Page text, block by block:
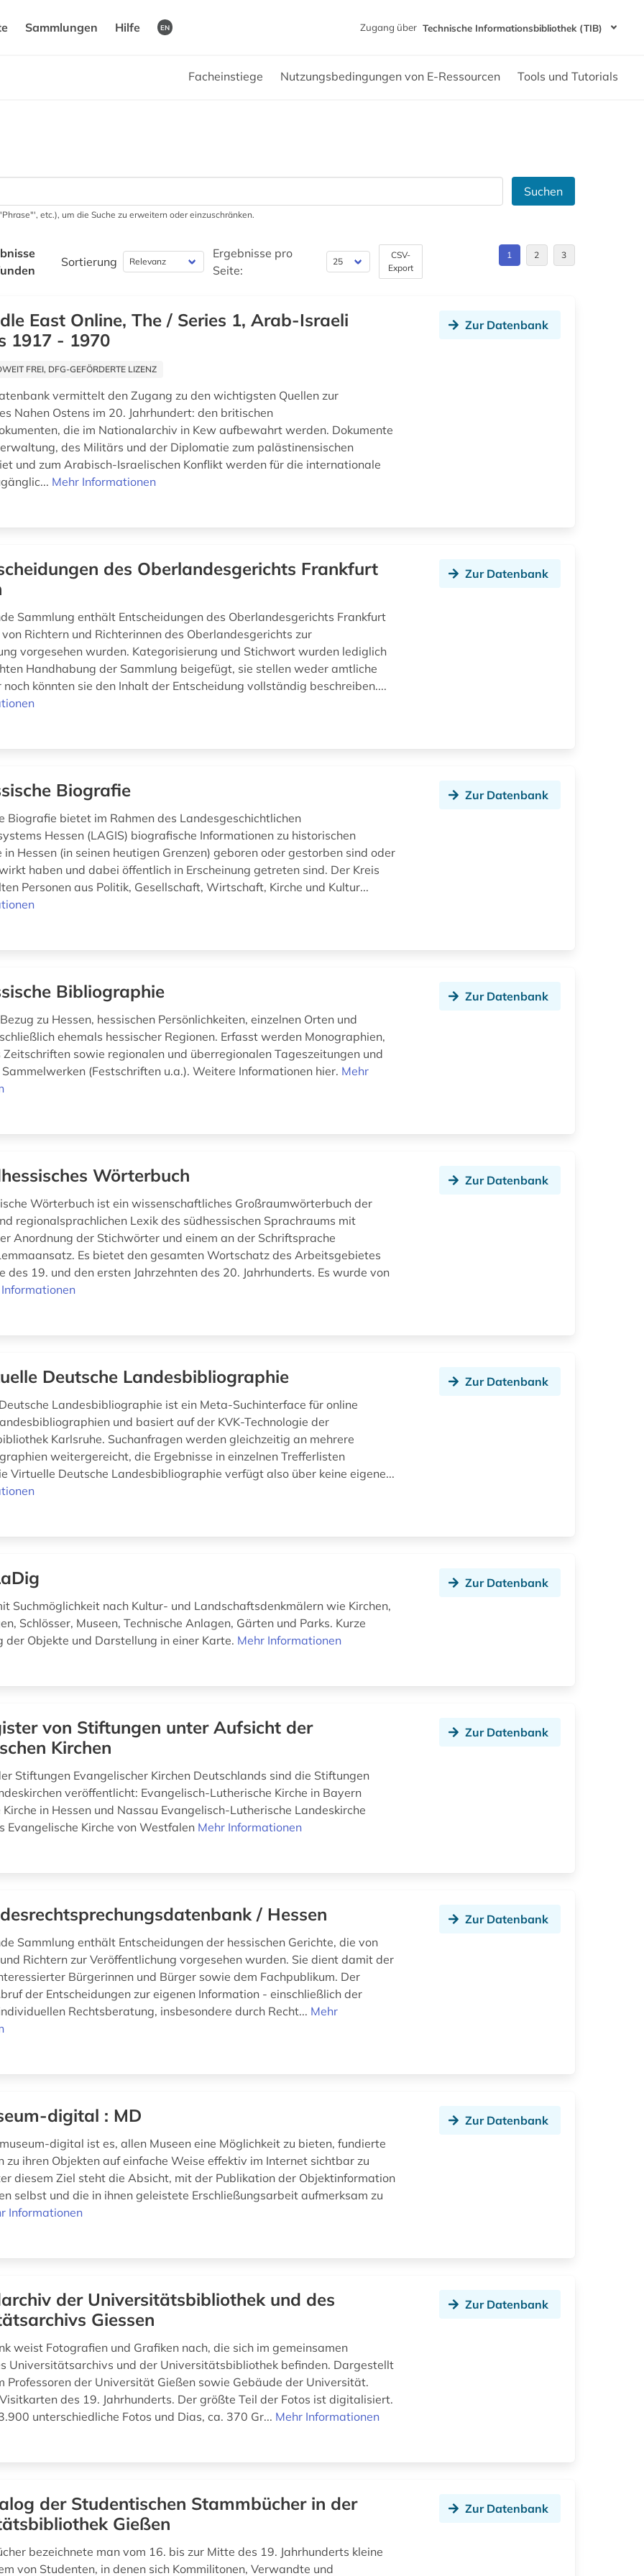
Sammlungen Hilfe EN Zugang über Technische Informationsbibliothek (TIB)
Facheinstiege Nutzungsbedingungen von E-Ressourcen Tools und Tutorials
Suchen
etc.), um die Suche zu erweitern oder einzuschränken.
Sortierung
Ergebnisse pro
Seite:
CSV-
Export
1 2 3
East Online, The / Series 1, Arab-Israeli
1917 - 1970
FREI, DFG-GEFÖRDERTE LIZENZ
vermittelt den Zugang zu den wichtigsten Quellen zur
Nahen Ostens im 20. Jahrhundert: den britischen
die im Nationalarchiv in Kew aufbewahrt werden. Dokumente
des Militärs und der Diplomatie zum palästinensischen
und zum Arabisch-Israelischen Konflikt werden für die internationale
Mehr Informationen
Zur Datenbank
des Oberlandesgerichts Frankfurt
Sammlung enthält Entscheidungen des Oberlandesgerichts Frankfurt
Richtern und Richterinnen des Oberlandesgerichts zur
vorgesehen wurden. Kategorisierung und Stichwort wurden lediglich
Handhabung der Sammlung beigefügt, sie stellen weder amtliche
könnten sie den Inhalt der Entscheidung vollständig beschreiben....
Zur Datenbank
Biografie
Biografie bietet im Rahmen des Landesgeschichtlichen
Hessen (LAGIS) biografische Informationen zu historischen
in Hessen (in seinen heutigen Grenzen) geboren oder gestorben sind oder
haben und dabei öffentlich in Erscheinung getreten sind. Der Kreis
Personen aus Politik, Gesellschaft, Wirtschaft, Kirche und Kultur...
Zur Datenbank
Bibliographie
zu Hessen, hessischen Persönlichkeiten, einzelnen Orten und
ehemals hessischer Regionen. Erfasst werden Monographien,
sowie regionalen und überregionalen Tageszeitungen und
(Festschriften u.a.). Weitere Informationen hier. Mehr
Zur Datenbank
Wörterbuch
Wörterbuch ist ein wissenschaftliches Großraumwörterbuch der
regionalsprachlichen Lexik des südhessischen Sprachraums mit
Anordnung der Stichwörter und einem an der Schriftsprache
Es bietet den gesamten Wortschatz des Arbeitsgebietes
des 19. und den ersten Jahrzehnten des 20. Jahrhunderts. Es wurde von
Zur Datenbank
Deutsche Landesbibliographie
Landesbibliographie ist ein Meta-Suchinterface für online
und basiert auf der KVK-Technologie der
Karlsruhe. Suchanfragen werden gleichzeitig an mehrere
weitergereicht, die Ergebnisse in einzelnen Trefferlisten
Virtuelle Deutsche Landesbibliographie verfügt also über keine eigene...
Zur Datenbank
Suchmöglichkeit nach Kultur- und Landschaftsdenkmälern wie Kirchen,
Schlösser, Museen, Technische Anlagen, Gärten und Parks. Kurze
der Objekte und Darstellung in einer Karte. Mehr Informationen
Zur Datenbank
von Stiftungen unter Aufsicht der
Kirchen
Stiftungen Evangelischer Kirchen Deutschlands sind die Stiftungen
veröffentlicht: Evangelisch-Lutherische Kirche in Bayern
Kirche in Hessen und Nassau Evangelisch-Lutherische Landeskirche
Evangelische Kirche von Westfalen Mehr Informationen
Zur Datenbank
/ Hessen
Sammlung enthält Entscheidungen der hessischen Gerichte, die von
Richtern zur Veröffentlichung vorgesehen wurden. Sie dient damit der
Bürgerinnen und Bürger sowie dem Fachpublikum. Der
der Entscheidungen zur eigenen Information - einschließlich der
Rechtsberatung, insbesondere durch Recht... Mehr
Zur Datenbank
digital : MD
digital ist es, allen Museen eine Möglichkeit zu bieten, fundierte
zu ihren Objekten auf einfache Weise effektiv im Internet sichtbar zu
diesem Ziel steht die Absicht, mit der Publikation der Objektinformation
selbst und die in ihnen geleistete Erschließungsarbeit aufmerksam zu
Informationen
Zur Datenbank
der Universitätsbibliothek und des
Giessen
weist Fotografien und Grafiken nach, die sich im gemeinsamen
Universitätsarchivs und der Universitätsbibliothek befinden. Dargestellt
Professoren der Universität Gießen sowie Gebäude der Universität.
des 19. Jahrhunderts. Der größte Teil der Fotos ist digitalisiert.
unterschiedliche Fotos und Dias, ca. 370 Gr... Mehr Informationen
Zur Datenbank
der Studentischen Stammbücher in der
Gießen
bezeichnete man vom 16. bis zur Mitte des 19. Jahrhunderts kleine
von Studenten, in denen sich Kommilitonen, Verwandte und
Zur Datenbank